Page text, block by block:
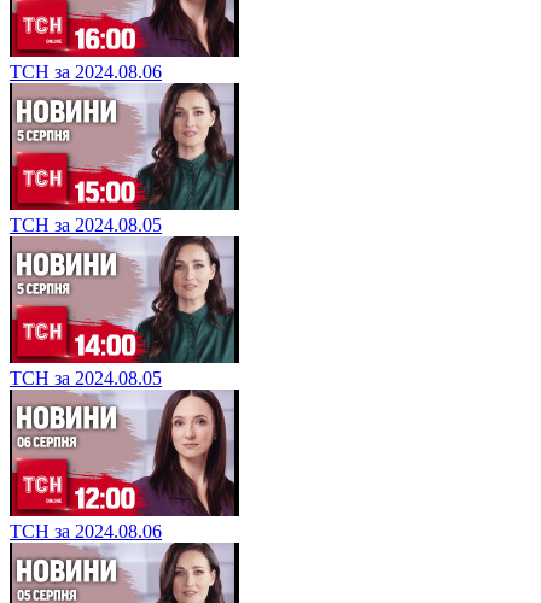
ТСН за 2024.08.06
ТСН за 2024.08.05
ТСН за 2024.08.05
ТСН за 2024.08.06